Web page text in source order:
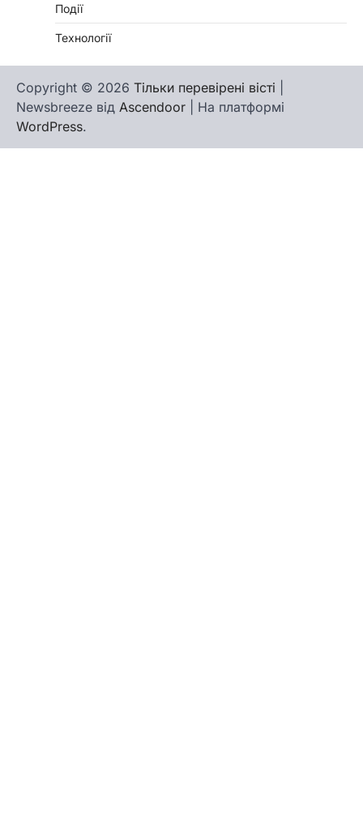
Події
Технології
Copyright © 2026 Тільки перевірені вісті
Newsbreeze від Ascendoor | На платформі
WordPress.